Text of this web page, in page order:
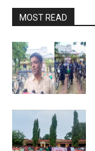
MOST READ